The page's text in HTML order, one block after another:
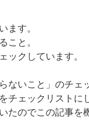
ます。
こと。
ックしています。
ないこと」のチェ
チェックリストに
たのでこの記事を